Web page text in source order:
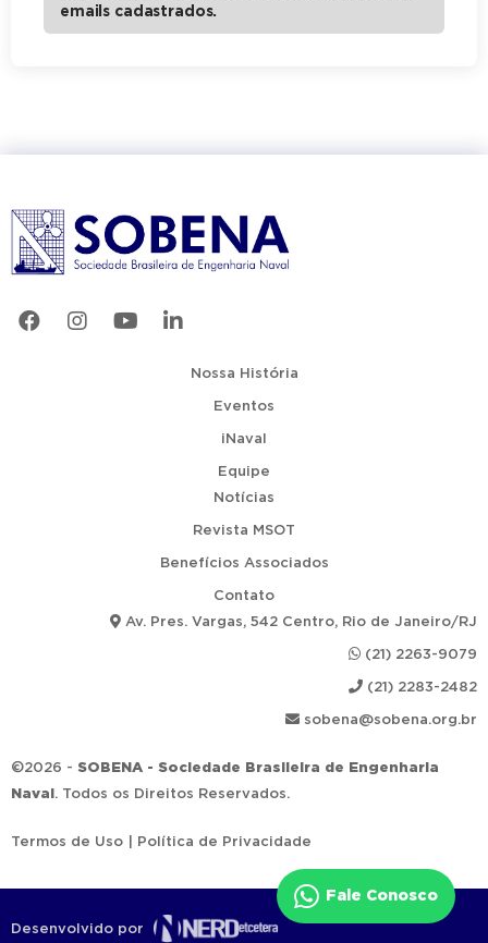
emails cadastrados.
Nossa História
Eventos
iNaval
Equipe
Notícias
Revista MSOT
Benefícios Associados
Contato
Av. Pres. Vargas, 542 Centro, Rio de Janeiro/RJ
(21) 2263-9079
(21) 2283-2482
sobena@sobena.org.br
©2026 - SOBENA - Sociedade Brasileira de Engenharia
Naval . Todos os Direitos Reservados.
Termos de Uso Política de Privacidade
Desenvolvido por
Fale Conosco